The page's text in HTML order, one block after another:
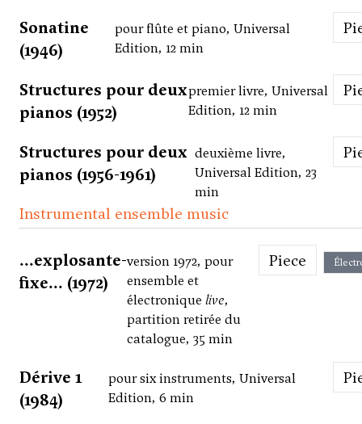
Sonatine
(1946)
pour flûte et piano, Universal
Edition, 12 min
Structures pour deux
pianos (1952)
premier livre, Universal
Edition, 12 min
Structures pour deux
pianos (1956-1961)
deuxième livre,
Universal Edition, 23
min
Instrumental ensemble music
...explosante-
fixe... (1972)
version 1972, pour
ensemble et
électronique live,
partition retirée du
catalogue, 35 min
Piece
Dérive 1
(1984)
pour six instruments, Universal
Edition, 6 min